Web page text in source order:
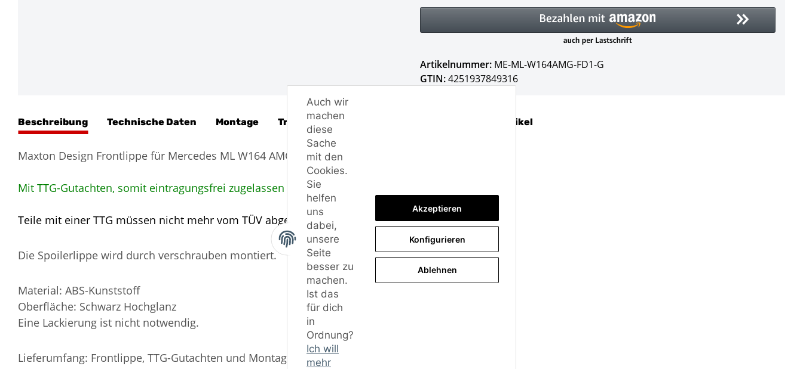
Artikelnummer: ME-ML-W164AMG-FD1-G
GTIN:4251937849316
Beschreibung Technische Daten Montage Trusted Shops - Bewertungen Frage zum Artikel
Maxton Design Frontlippe für Mercedes ML W164 AMG-Versionen 2008-2011
Mit TTG-Gutachten, somit eintragungsfrei zugelassen in Deutschland.
Teile mit einer TTG müssen nicht mehr vom TÜV abgenommen werden, genau wie bei der ABE.
Die Spoilerlippe wird durch verschrauben montiert.
Material: ABS-Kunststoff
Oberfläche: Schwarz Hochglanz
Eine Lackierung ist nicht notwendig.
Lieferumfang: Frontlippe, TTG-Gutachten und Montagematerial
Auch wir
machen
diese
Sache
mit den
Cookies.
Sie
helfen
uns
dabei,
unsere
Seite
besser zu
machen.
Ist das
für dich
in
Ordnung?
Ich will
mehr
Akzeptieren
Konfigurieren
Ablehnen